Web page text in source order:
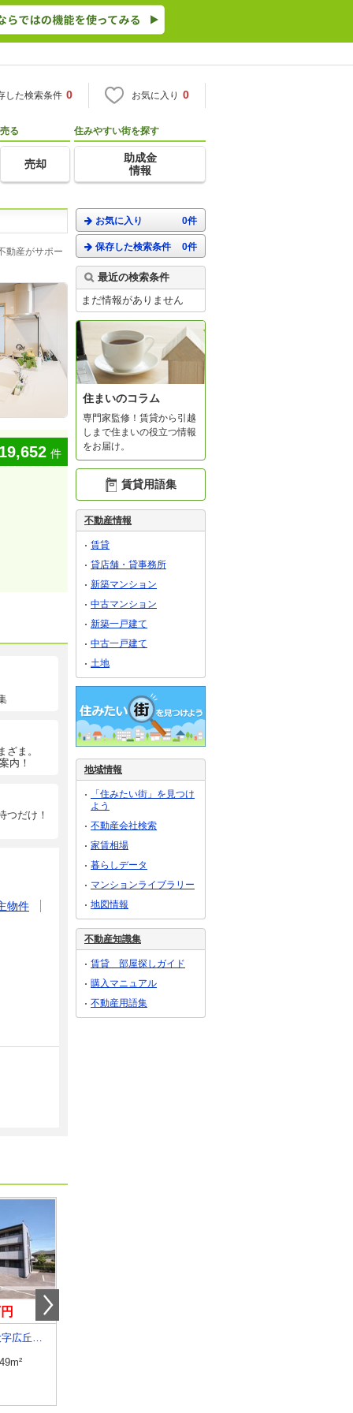
した検索条件 0 お気に入り 0
売る
売却
住みやすい街を探す
助成金
情報
動産がサポー
19,652 件
ま。
内！
つだけ！
物件
長野県塩尻市大字広丘高出
お気に入り 0件
保存した検索条件 0件
最近の検索条件
まだ情報がありません
住まいのコラム
専門家監修！賃貸から引越
しまで住まいの役立つ情報
をお届け。
賃貸用語集
不動産情報
賃貸
貸店舗・貸事務所
新築マンション
中古マンション
新築一戸建て
中古一戸建て
土地
地域情報
「住みたい街」を見つけ
よう
不動産会社検索
家賃相場
暮らしデータ
マンションライブラリー
地図情報
不動産知識集
賃貸 部屋探しガイド
購入マニュアル
不動産用語集